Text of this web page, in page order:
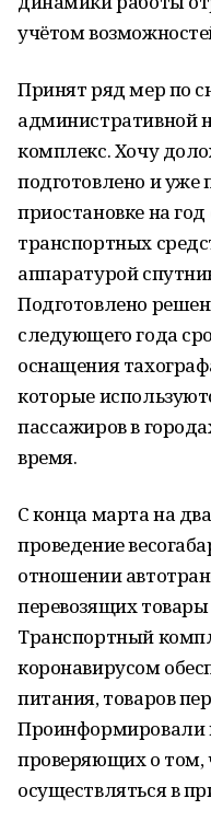
учётом
Принят ряд мер по
административной
комплекс. Хочу
подготовлено и уже
приостановке на
транспортных
аппаратурой
Подготовлено
следующего года
оснащения
которые
пассажиров в
время.
С конца марта на
проведение
отношении
перевозящих
Транспортный
коронавирусом
питания, товаров
Проинформировали
проверяющих о том,
осуществляться в